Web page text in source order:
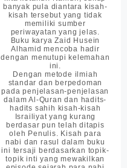
banyak pula diantara kisah-
kisah tersebut yang tidak
memiliki sumber
periwayatan yang jelas.
Buku karya Zaid Husein
Alhamid mencoba hadir
dengan menutupi kelemahan
ini.
Dengan metode ilmiah
standar dan berpedoman
pada penjelasan-penjelasan
dalam Al-Quran dan hadits-
hadits sahih kisah-kisah
Israiliyat yang kurang
berdasar pun telah ditapis
oleh Penulis. Kisah para
nabi dan rasul dalam buku
ini tersaji berdasarkan topik-
topik inti yang mewakilkan